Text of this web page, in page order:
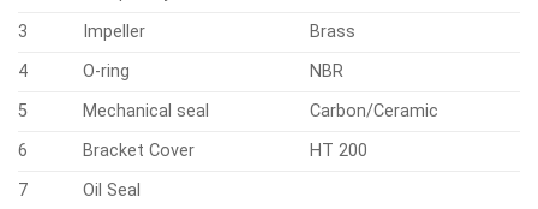
3
Impeller
Brass
4
O-ring
NBR
5
Mechanical seal
Carbon/Ceramic
6
Bracket Cover
HT 200
7
Oil Seal